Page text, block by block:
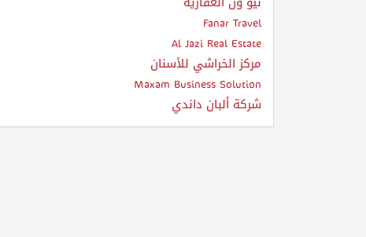
Fanar Travel
Al Jazi Real Estate
مركز الخراشي للأسنان
Maxam Business Solution
شركة ألبان داندي